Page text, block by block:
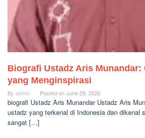
Biografi Ustadz Aris Munandar:
yang Menginspirasi
By admin Posted onJune 29, 2026
biografi Ustadz Aris Munandar Ustadz Aris
ustadz yang terkenal di Indonesia dan dikenal
sangat […]